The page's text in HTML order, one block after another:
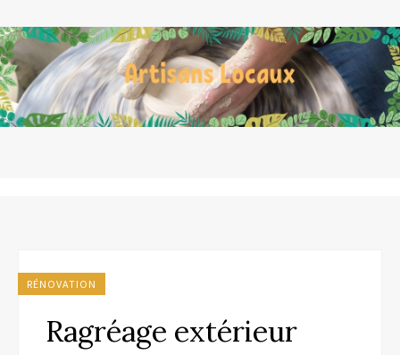
RÉNOVATION
Ragréage extérieur